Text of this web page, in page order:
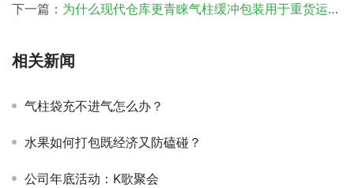
下一篇： 为什么现代仓库更青睐气柱缓冲包装用于重货运输？
相关新闻
气柱袋充不进气怎么办？
水果如何打包既经济又防磕碰？
公司年底活动：K歌聚会